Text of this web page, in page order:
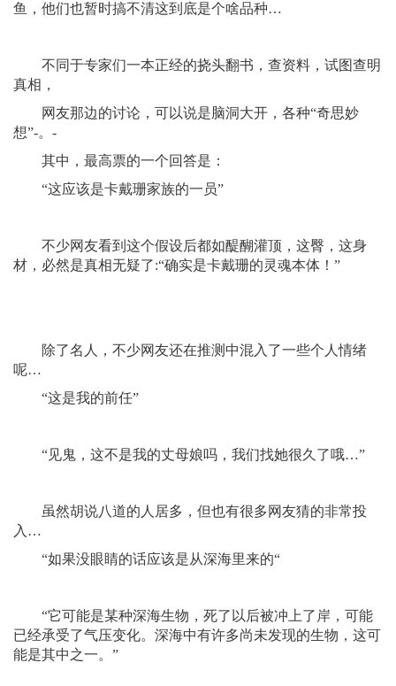
鱼，他们也暂时搞不清这到底是个啥品种…
不同于专家们一本正经的挠头翻书，查资料，试图查明
真相，
网友那边的讨论，可以说是脑洞大开，各种“奇思妙
想”-。-
其中，最高票的一个回答是：
“这应该是卡戴珊家族的一员”
不少网友看到这个假设后都如醍醐灌顶，这臀，这身
材，必然是真相无疑了:“确实是卡戴珊的灵魂本体！”
除了名人，不少网友还在推测中混入了一些个人情绪
呢…
“这是我的前任”
“见鬼，这不是我的丈母娘吗，我们找她很久了哦…”
虽然胡说八道的人居多，但也有很多网友猜的非常投
入…
“如果没眼睛的话应该是从深海里来的“
“它可能是某种深海生物，死了以后被冲上了岸，可能
已经承受了气压变化。深海中有许多尚未发现的生物，这可
能是其中之一。”